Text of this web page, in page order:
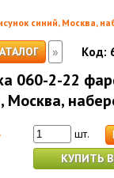
синий, Москва,
» Код:
060-2-22
Москва,
шт.
КУПИТЬ